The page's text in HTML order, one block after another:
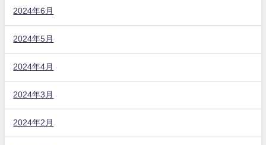
2024年6月
2024年5月
2024年4月
2024年3月
2024年2月